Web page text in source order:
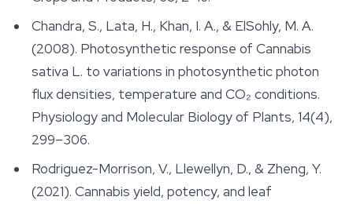
Chandra, S., Lata, H., Khan, I. A., & ElSohly, M. A.
(2008). Photosynthetic response of Cannabis
sativa L. to variations in photosynthetic photon
flux densities, temperature and CO₂ conditions.
Physiology and Molecular Biology of Plants, 14(4),
299–306.
Rodriguez-Morrison, V., Llewellyn, D., & Zheng, Y.
(2021). Cannabis yield, potency, and leaf